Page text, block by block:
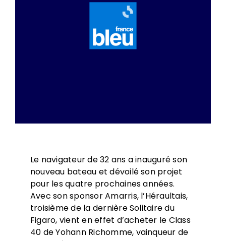
Le navigateur de 32 ans a inauguré son
nouveau bateau et dévoilé son projet
pour les quatre prochaines années.
Avec son sponsor Amarris, l’Héraultais,
troisième de la dernière Solitaire du
Figaro, vient en effet d’acheter le Class
40 de Yohann Richomme, vainqueur de